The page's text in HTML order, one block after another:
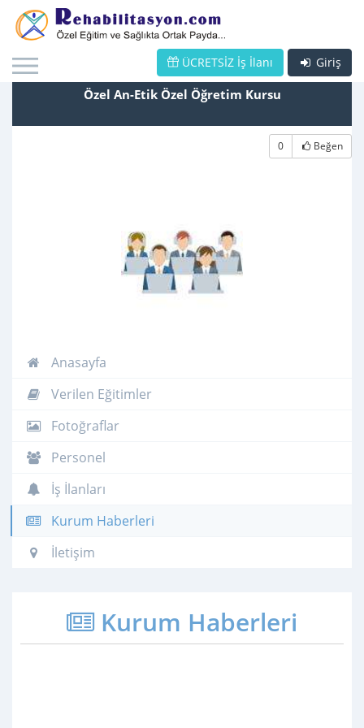
Giriş
ÜCRETSİZ İş İlanı
Özel An-Etik Özel Öğretim Kursu
0 Beğen
Anasayfa
Verilen Eğitimler
Fotoğraflar
Personel
İş İlanları
Kurum Haberleri
İletişim
Kurum Haberleri